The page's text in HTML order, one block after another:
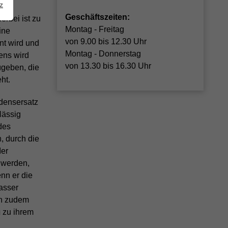
ist zu
wird und
wird
die
durch die
er die
zudem
zu ihrem
Geschäftszeiten:
Montag - Freitag
von 9.00 bis 12.30 Uhr
Montag - Donnerstag
von 13.30 bis 16.30 Uhr